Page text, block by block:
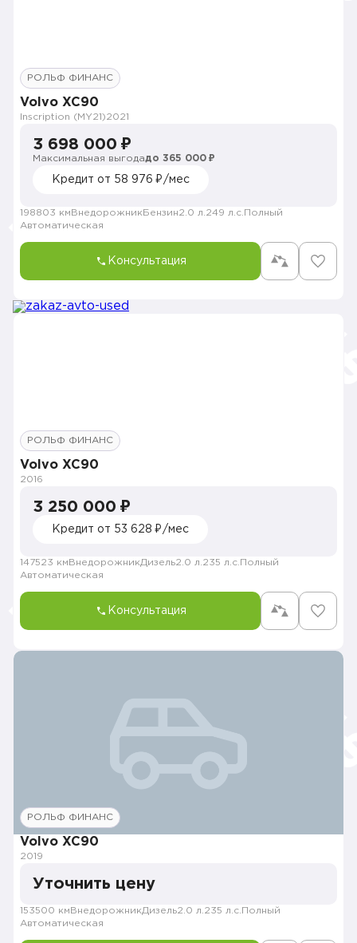
РОЛЬФ ФИНАНС
Volvo XC90
Inscription (MY21)2021
3 698 000 ₽
Максимальная выгодадо 365 000 ₽
Кредит от 58 976 ₽/мес
198803 км Внедорожник Бензин2.0 л. 249 л.с. Полный
Автоматическая
Консультация
РОЛЬФ ФИНАНС
Volvo XC90
2016
3 250 000 ₽
Кредит от 53 628 ₽/мес
147523 км ВнедорожникДизель2.0 л. 235 л.с. Полный
Автоматическая
Консультация
РОЛЬФ ФИНАНС
Volvo XC90
2019
Уточнить цену
153500 км ВнедорожникДизель2.0 л. 235 л.с. Полный
Автоматическая